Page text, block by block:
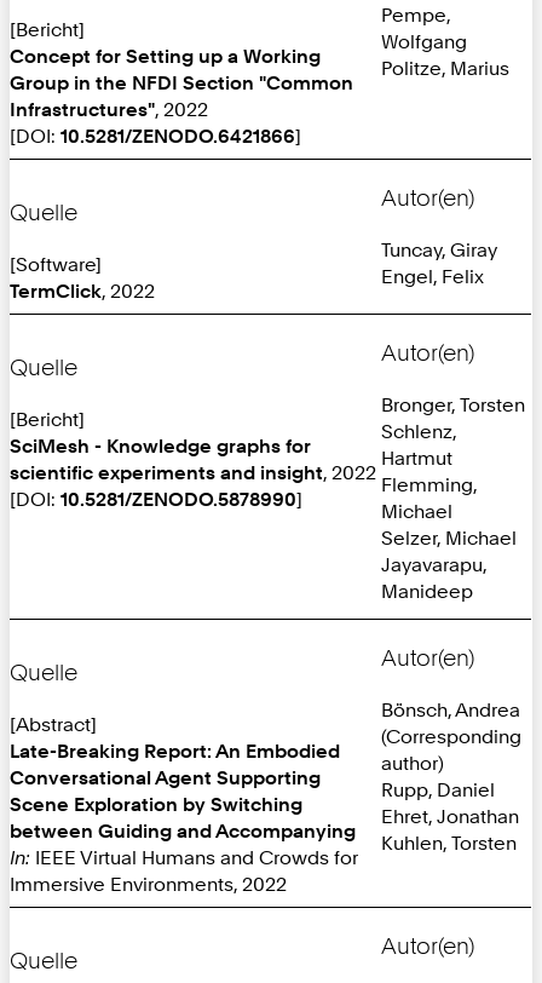
[Bericht]
Concept for Setting up a Working
Group in the NFDI Section "Common
Infrastructures", 2022
[DOI: 10.5281/ZENODO.6421866]
Pempe,
Wolfgang
Politze, Marius
Quelle
[Software]
TermClick, 2022
Autor(en)
Tuncay, Giray
Engel, Felix
Quelle
[Bericht]
SciMesh - Knowledge graphs for
scientific experiments and insight, 2022
[DOI: 10.5281/ZENODO.5878990]
Autor(en)
Bronger, Torsten
Schlenz,
Hartmut
Flemming,
Michael
Selzer, Michael
Jayavarapu,
Manideep
Quelle
[Abstract]
Late-Breaking Report: An Embodied
Conversational Agent Supporting
Scene Exploration by Switching
between Guiding and Accompanying
In: IEEE Virtual Humans and Crowds for
Immersive Environments, 2022
Autor(en)
Bönsch, Andrea
(Corresponding
author)
Rupp, Daniel
Ehret, Jonathan
Kuhlen, Torsten
Quelle
Autor(en)